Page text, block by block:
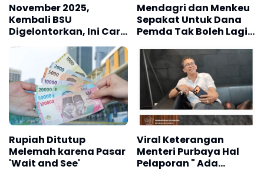
November 2025,
Kembali BSU
Digelontorkan, Ini Cara
dan Syarat
Penerimanya
Mendagri dan Menkeu
Sepakat Untuk Dana
Pemda Tak Boleh Lagi
Rupiah Ditutup
Melemah karena Pasar
'Wait and See'
Viral Keterangan
Menteri Purbaya Hal
Pelaporan " Ada